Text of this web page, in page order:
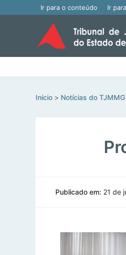
Ir para o conteúdo Ir
Início Notícias do TJMMG
Publicado em: 21 de